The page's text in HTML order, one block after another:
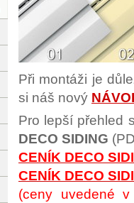
Při montáži je
si náš nový
Pro lepší přehled
DECO SIDING
CENÍK DECO
CENÍK DECO
(ceny uvedené